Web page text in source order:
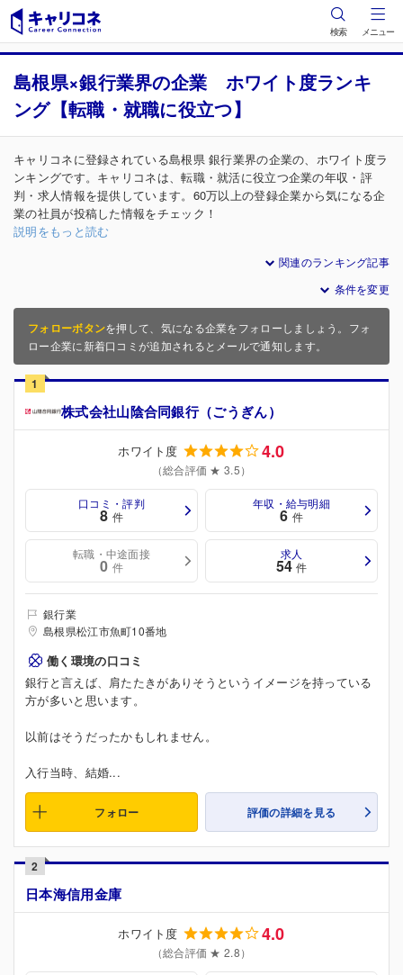
検索 メニュー
島根県×銀行業界の企業 ホワイト度ランキ
ング【転職・就職に役立つ】
キャリコネに登録されている島根県 銀行業界の企業の、ホワイト度ラ
ンキングです。キャリコネは、転職・就活に役立つ企業の年収・評
判・求人情報を提供しています。60万以上の登録企業から気になる企
業の社員が投稿した情報をチェック！
説明をもっと読む
関連のランキング記事
条件を変更
フォローボタンを押して、気になる企業をフォローしましょう。フォ
ロー企業に新着口コミが追加されるとメールで通知します。
1
株式会社山陰合同銀行（ごうぎん）
ホワイト度 4.0
（総合評価 ★ 3.5）
口コミ・評判
8 件
年収・給与明細
6 件
転職・中途面接
0 件
求人
54 件
銀行業
島根県松江市魚町10番地
働く環境の口コミ
銀行と言えば、肩たたきがありそうというイメージを持っている
方が多いと思います。
以前はそうだったかもしれません。
入行当時、結婚...
フォロー 評価の詳細を見る
2
日本海信用金庫
ホワイト度 4.0
（総合評価 ★ 2.8）